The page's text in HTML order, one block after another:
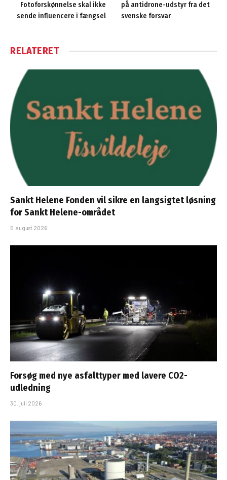
Fotoforskønnelse skal ikke
sende influencere i fængsel
på antidrone-udstyr fra det
svenske forsvar
RELATERET
Sankt Helene Fonden vil sikre en langsigtet løsning
for Sankt Helene-området
5. august 2026
Forsøg med nye asfalttyper med lavere CO2-
udledning
30. juli 2026